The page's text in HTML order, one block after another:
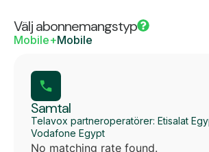
Välj abonnemangstyp
Mobile+Mobile
Samtal
Telavox partneroperatörer: Etisalat
Vodafone Egypt
No matching rate found.